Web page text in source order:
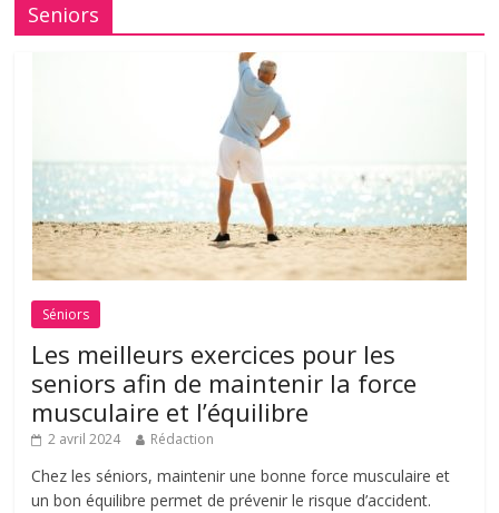
Seniors
Séniors
Les meilleurs exercices pour les
seniors afin de maintenir la force
musculaire et l’équilibre
2 avril 2024 Rédaction
Chez les séniors, maintenir une bonne force musculaire et
un bon équilibre permet de prévenir le risque d’accident.